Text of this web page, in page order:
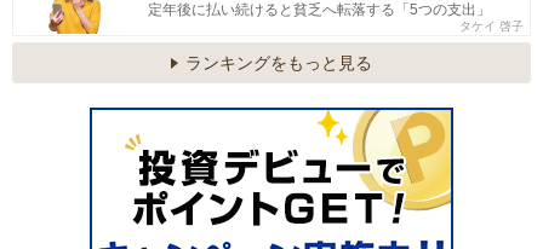
定年後に払い続けると貧乏へ転落する「5つの支出」
タケイ 啓子
ランキングをもっと見る